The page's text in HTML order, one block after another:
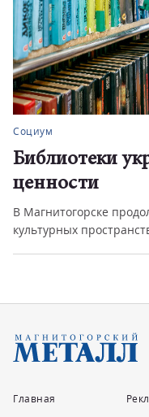
Социум
Библиотеки
ценности
В Магнитогорске
культурных
Главная